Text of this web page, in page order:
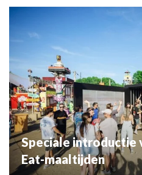
Speciale introductie
Eat-maaltijden